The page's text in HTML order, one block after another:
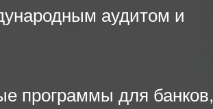
аудитом и
программы для банков,